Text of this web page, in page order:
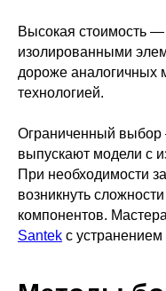
Высокая стоимость —
изолированными
дороже аналогичных
технологией.
Ограниченный выбор
выпускают модели с
При необходимости
возникнуть
компонентов.
Santek с устранением